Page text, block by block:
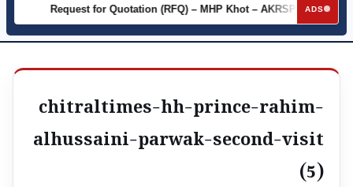
ADS
►
Request for Quotation (RFQ) – MHP Khot – AKRSP
chitraltimes-hh-prince-rahim-
alhussaini-parwak-second-visit
(5)